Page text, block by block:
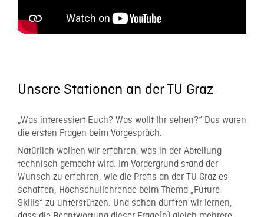
Unsere Stationen an der TU Graz
„Was interessiert Euch? Was wollt Ihr sehen?“ Das waren
die ersten Fragen beim Vorgespräch.
Natürlich wollten wir erfahren, was in der Abteilung
technisch gemacht wird. Im Vordergrund stand der
Wunsch zu erfahren, wie die Profis an der TU Graz es
schaffen, Hochschullehrende beim Thema „Future
Skills“ zu unterstützen. Und schon durften wir lernen,